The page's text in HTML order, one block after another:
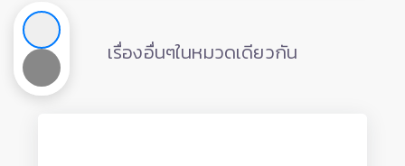
เรื่องอื่นๆในหมวดเดียวกัน